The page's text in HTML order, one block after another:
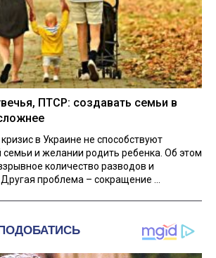
ПТСР: создавать семьи в
в Украине не способствуют
семьи и желании родить ребенка. Об этом
количество разводов и
проблема – сокращение ...